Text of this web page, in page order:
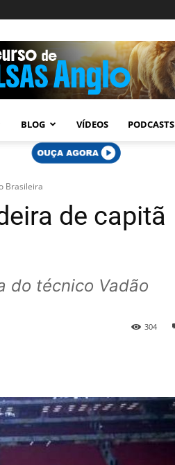
BLOG VÍDEOS PODCASTS
Brasileira
de capitã
do técnico Vadão
304